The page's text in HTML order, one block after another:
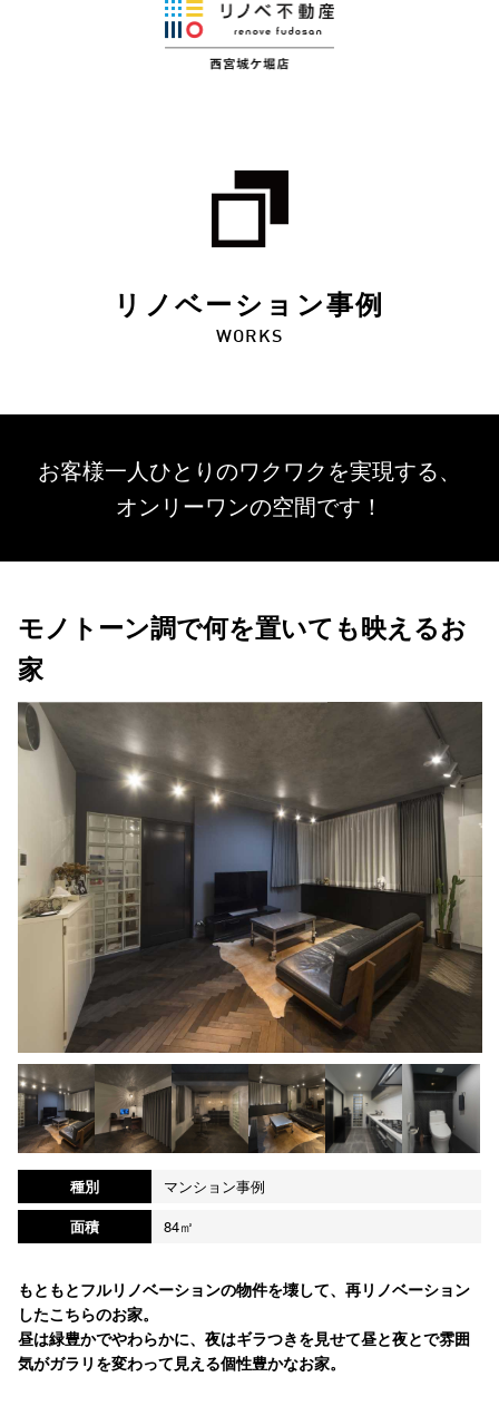
リノベーション事例
WORKS
お客様一人ひとりのワクワクを実現する、
オンリーワンの空間です！
モノトーン調で何を置いても映えるお
家
種別
マンション事例
面積
84㎡
もともとフルリノベーションの物件を壊して、再リノベーション
したこちらのお家。
昼は緑豊かでやわらかに、夜はギラつきを見せて昼と夜とで雰囲
気がガラリを変わって見える個性豊かなお家。